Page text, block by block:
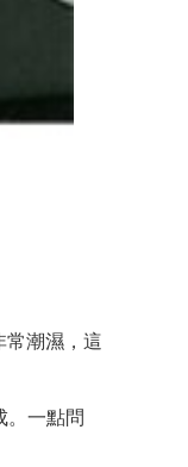
常潮濕，這
。一點問